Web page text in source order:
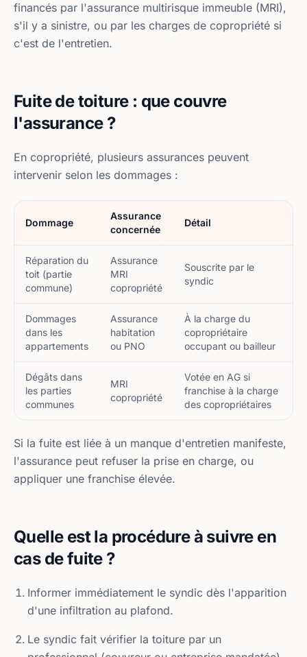
financés par l'assurance multirisque immeuble (MRI),
s'il y a sinistre, ou par les charges de copropriété si
c'est de l'entretien.
Fuite de toiture : que couvre
l'assurance ?
En copropriété, plusieurs assurances peuvent
intervenir selon les dommages :
Dommage
Assurance
concernée
Détail
Réparation du
toit (partie
commune)
Assurance
MRI
copropriété
Souscrite par le
syndic
Dommages
dans les
appartements
Assurance
habitation
ou PNO
À la charge du
copropriétaire
occupant ou bailleur
Dégâts dans
les parties
communes
MRI
copropriété
Votée en AG si
franchise à la charge
des copropriétaires
Si la fuite est liée à un manque d'entretien manifeste,
l'assurance peut refuser la prise en charge, ou
appliquer une franchise élevée.
Quelle est la procédure à suivre en
cas de fuite ?
Informer immédiatement le syndic dès l'apparition
d'une infiltration au plafond.
Le syndic fait vérifier la toiture par un